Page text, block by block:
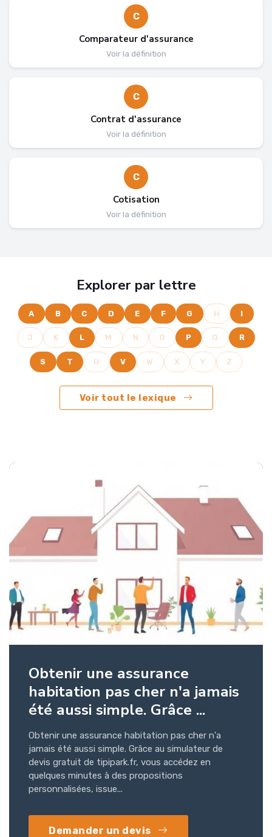
C
Comparateur d'assurance
Voir la définition
C
Contrat d'assurance
Voir la définition
C
Cotisation
Voir la définition
Explorer par lettre
A B C D E F G H I
J K L M N O P Q R
S T U V W X Y Z
Voir tout le lexique
Obtenir une assurance
habitation pas cher n'a jamais
été aussi simple. Grâce ...
Obtenir une assurance habitation pas cher n'a
jamais été aussi simple. Grâce au simulateur de
devis gratuit de tipipark.fr, vous accédez en
quelques minutes à des propositions
personnalisées, issue...
Demander un devis